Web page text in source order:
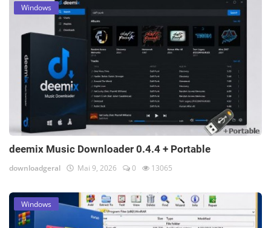
Windows
deemix Music Downloader 0.4.4 + Portable
downloadgeral Mai 9, 2026 0 13065
Windows